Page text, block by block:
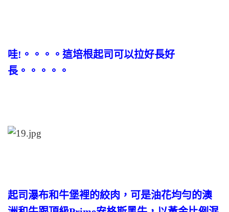
哇!。。。。這培根起司可以拉好長好
長。。。。。
起司瀑布和牛堡裡的絞肉，可是油花均勻的澳